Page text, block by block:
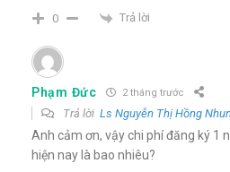
0 Trả lời
Phạm Đức 2 tháng trước
Trả lời Ls Nguyễn Thị Hồng
Anh cảm ơn, vậy chi phí đăng ký 1
hiện nay là bao nhiêu?